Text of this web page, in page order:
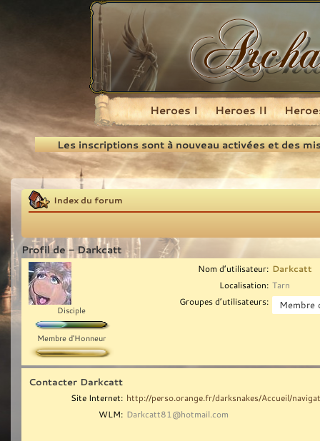
Recherche
Heroes I Heroes II
Les inscriptions sont à nouveau activées et des
Index du forum
Profil de - Darkcatt
Disciple
Membre d'Honneur
Nom d’utilisateur: Darkcatt
Localisation: Tarn
Groupes d’utilisateurs:
Contacter Darkcatt
Site Internet: http://perso.orange.fr/darksnakes/Accueil/
WLM: Darkcatt81@hotmail.com